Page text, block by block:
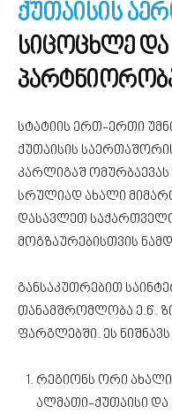
ქუთაისის
სიცოცხლე და
სტატიის ერთ-ერთი
ქუთაისის
კარლიგაშ ომურბაევას
სრულიად ახალი
დასავლეთ
მოგზაურებისთვის
განსაკუთრებით
თანამშრომლობა ე.წ.
ფარგლებში. ეს
რეგიონს ორი ახალი
ალმათი-ქუთაისი და